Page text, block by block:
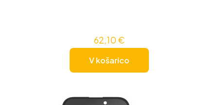
62,10 €
V košarico